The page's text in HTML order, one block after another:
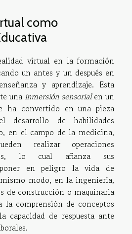
como
virtual en la formación
un antes y un después en
y aprendizaje. Esta
una inmersión sensorialen un
ha convertido en una pieza
desarrollo de habilidades
en el campo de la medicina,
realizar operaciones
lo cual afianza sus
en peligro la vida de
modo, en la ingeniería,
de construcción o maquinaria
la comprensión de conceptos
capacidad de respuesta ante